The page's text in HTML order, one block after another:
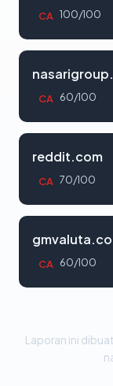
CA 100/100
CA 60/100
reddit.com
CA 70/100
CA 60/100
Laporan ini